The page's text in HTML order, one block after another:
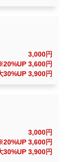
3,000円
3,600円
30%UP 3,900円
3,000円
3,600円
30%UP 3,900円